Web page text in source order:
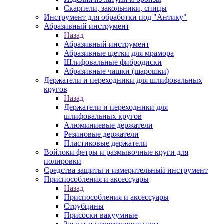
Скарпели, закольники, спицы
Инструмент для обработки под "Антику"
Абразивный инструмент
Назад
Абразивный инструмент
Абразивные щетки для мрамора
Шлифовальные фибродиски
Абразивные чашки (шарошки)
Держатели и переходники для шлифовальных
кругов
Назад
Держатели и переходники для
шлифовальных кругов
Алюминиевые держатели
Резиновые держатели
Пластиковые держатели
Войлоки фетры и размывочные круги для
полировки
Средства защиты и измерительный инструмент
Приспособления и аксессуары
Назад
Приспособления и аксессуары
Струбцины
Присоски вакуумные